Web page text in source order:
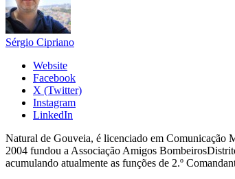
Sérgio Cipriano
Website
Facebook
X (Twitter)
Instagram
LinkedIn
Natural de Gouveia, é licenciado em Comunicação
2004 fundou a Associação Amigos
acumulando atualmente as funções de 2.º